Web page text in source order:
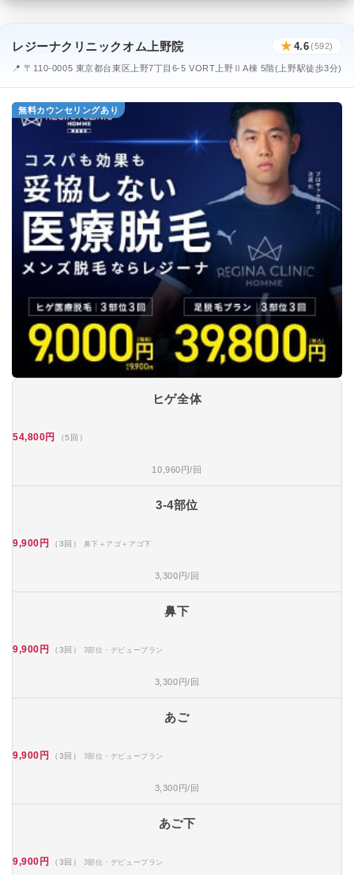
レジーナクリニックオム上野院 ★ 4.6(592)
📍 〒110-0005 東京都台東区上野7丁目6-5 VORT上野ⅡA棟 5階(上野駅徒歩3分)
無料カウンセリングあり
ヒゲ全体
54,800円 （5回）
10,960円/回
3-4部位
9,900円 （3回） 鼻下＋アゴ＋アゴ下
3,300円/回
鼻下
9,900円 （3回） 3部位・デビュープラン
3,300円/回
あご
9,900円 （3回） 3部位・デビュープラン
3,300円/回
あご下
9,900円 （3回） 3部位・デビュープラン